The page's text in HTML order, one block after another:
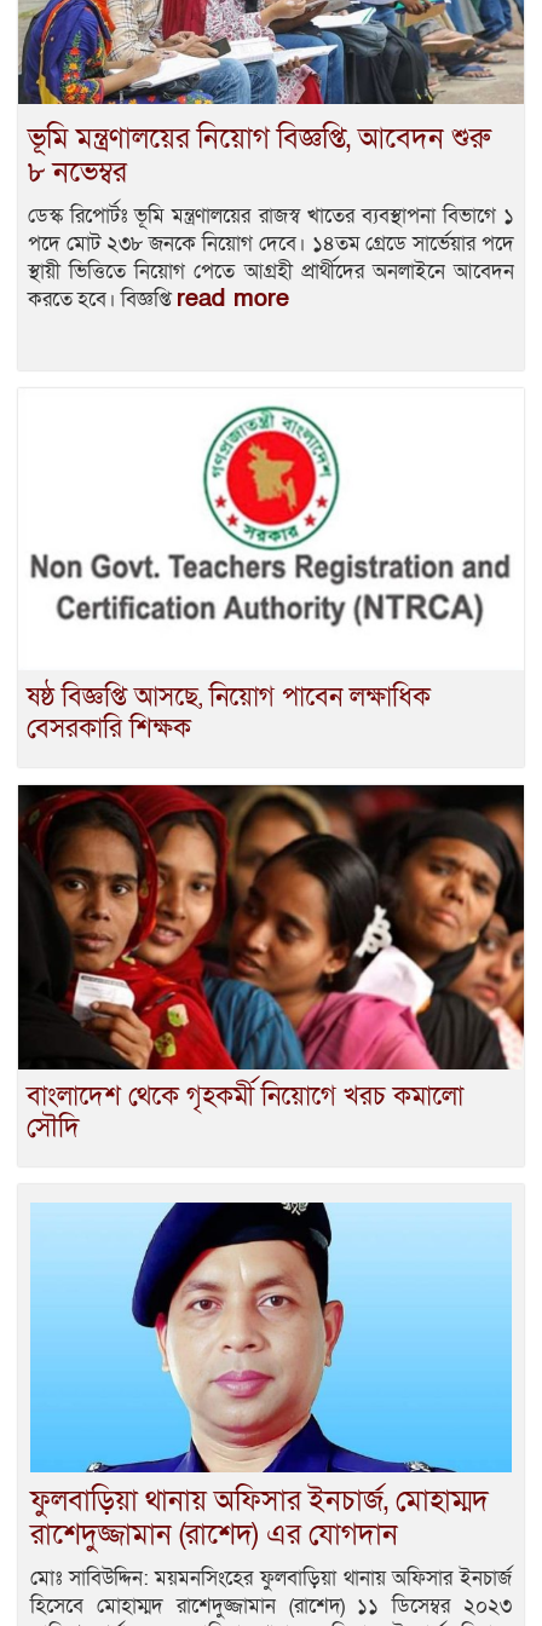
ভূমি মন্ত্রণালয়ের নিয়োগ বিজ্ঞপ্তি, আবেদন শুরু
৮ নভেম্বর
ডেস্ক রিপোর্টঃ ভূমি মন্ত্রণালয়ের রাজস্ব খাতের ব্যবস্থাপনা বিভাগে ১
পদে মোট ২৩৮ জনকে নিয়োগ দেবে। ১৪তম গ্রেডে সার্ভেয়ার পদে
স্থায়ী ভিত্তিতে নিয়োগ পেতে আগ্রহী প্রার্থীদের অনলাইনে আবেদন
করতে হবে। বিজ্ঞপ্তিread more
ষষ্ঠ বিজ্ঞপ্তি আসছে, নিয়োগ পাবেন লক্ষাধিক
বেসরকারি শিক্ষক
বাংলাদেশ থেকে গৃহকর্মী নিয়োগে খরচ কমালো
সৌদি
ফুলবাড়িয়া থানায় অফিসার ইনচার্জ, মোহাম্মদ
রাশেদুজ্জামান (রাশেদ) এর যোগদান
মোঃ সাবিউদ্দিন: ময়মনসিংহের ফুলবাড়িয়া থানায় অফিসার ইনচার্জ
হিসেবে মোহাম্মদ রাশেদুজ্জামান (রাশেদ) ১১ ডিসেম্বর ২০২৩